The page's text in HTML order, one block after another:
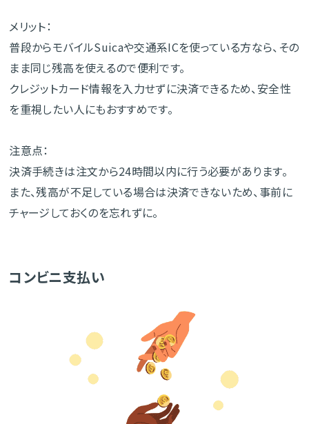
メリット：
普段からモバイルSuicaや交通系ICを使っている方なら、その
まま同じ残高を使えるので便利です。
クレジットカード情報を入力せずに決済できるため、安全性
を重視したい人にもおすすめです。
注意点：
決済手続きは注文から24時間以内に行う必要があります。
また、残高が不足している場合は決済できないため、事前に
チャージしておくのを忘れずに。
コンビニ支払い